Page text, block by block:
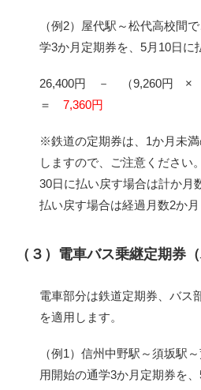
（例2）屋代駅～松代高校間
学3か月定期券を、5月10日に
26,400円 － （9,260円
＝ 7,360円
※鉄道の定期券は、1か月未
しますので、ご注意ください
30日に払い戻す場合は計か月
払い戻す場合は経過月数2か月
（３）電車バス乗継定期券
電車部分は鉄道定期券、バス
を適用します。
（例1）信州中野駅～須坂駅
用開始の通学3か月定期券を